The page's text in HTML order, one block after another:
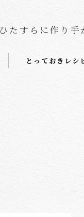
ひたすらに作り
とっておきレシ